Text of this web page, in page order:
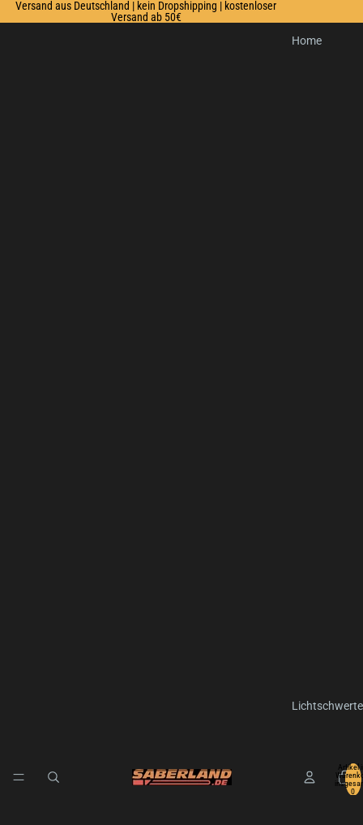
Versand aus Deutschland | kein Dropshipping | kostenloser
Versand ab 50€
Home
Artikel
0